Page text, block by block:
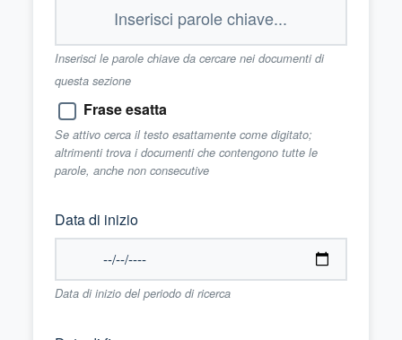
Inserisci le parole chiave da cercare nei documenti di
questa sezione
Frase esatta
Se attivo cerca il testo esattamente come digitato;
altrimenti trova i documenti che contengono tutte le
parole, anche non consecutive
Data di inizio
Data di inizio del periodo di ricerca